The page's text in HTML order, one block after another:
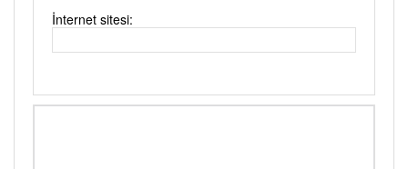
İnternet sitesi: